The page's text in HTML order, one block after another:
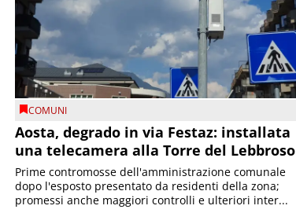
COMUNI
Aosta, degrado in via Festaz: installata
una telecamera alla Torre del Lebbroso
Prime contromosse dell'amministrazione comunale
dopo l'esposto presentato da residenti della zona;
promessi anche maggiori controlli e ulteriori inter...